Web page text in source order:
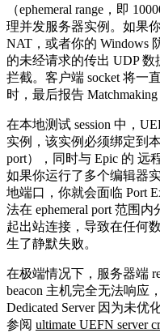
（ephemeral range，即
理并发服务器实例。如果
NAT，或者你的 Windows
的未经请求的传出 UDP 数
拦截。客户端 socket 将一
时，最后报告 Matchmaking
在本地测试 session 中，
实例，该实例必须绑定到
port），同时与 Epic 的 远
如果你运行了多个编辑器
地端口，你就会面临 Port
法在 ephemeral port 范围
起出站连接，导致在任何
生了静默失败。
在极端情况下，服务器端
beacon 主机完全无法响应
Dedicated Server 因为未
参阅 ultimate UEFN server